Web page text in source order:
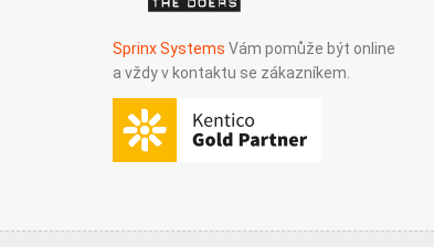
Sprinx Systems Vám pomůže být online
a vždy v kontaktu se zákazníkem.